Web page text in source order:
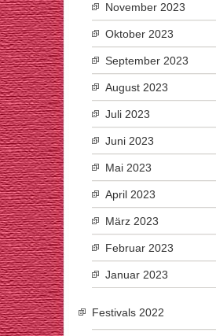
November 2023
Oktober 2023
September 2023
August 2023
Juli 2023
Juni 2023
Mai 2023
April 2023
März 2023
Februar 2023
Januar 2023
Festivals 2022